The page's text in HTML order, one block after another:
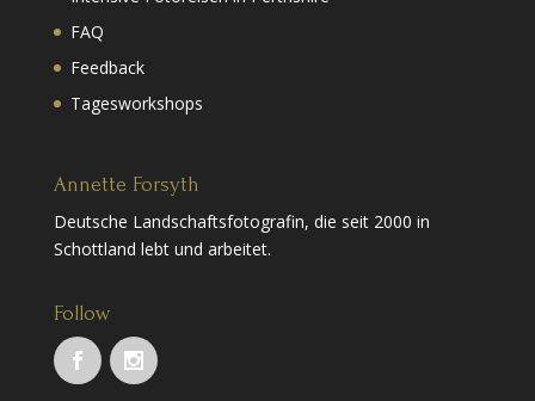
FAQ
Feedback
Tagesworkshops
Annette Forsyth
Deutsche Landschaftsfotografin, die seit 2000 in
Schottland lebt und arbeitet.
Follow